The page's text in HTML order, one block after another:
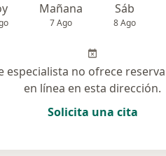
Mañana
7 Ago
Sáb
8 Ago
especialista no ofrece
en línea en esta dirección.
Solicita una cita